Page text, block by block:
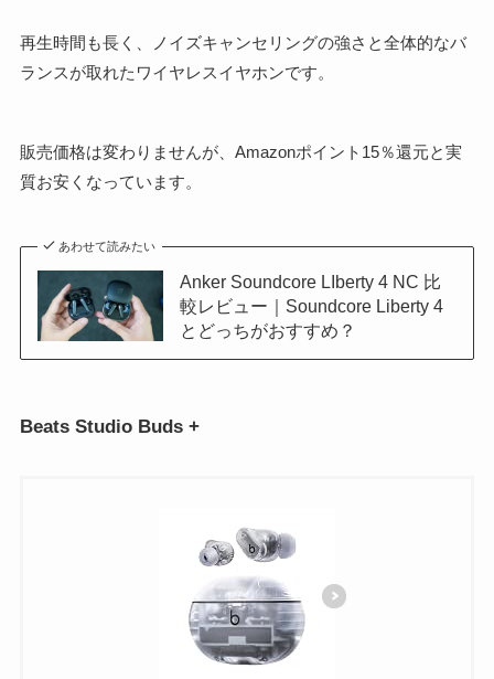
再生時間も長く、ノイズキャンセリングの強さと全体的なバ
ランスが取れたワイヤレスイヤホンです。
販売価格は変わりませんが、Amazonポイント15％還元と実
質お安くなっています。
あわせて読みたい
Anker Soundcore LIberty 4 NC 比
較レビュー｜Soundcore Liberty 4
とどっちがおすすめ？
Beats Studio Buds +